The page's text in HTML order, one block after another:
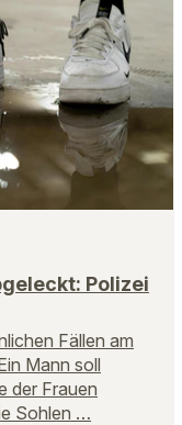
Polizei
Fällen am
Mann soll
der Frauen
Sohlen …